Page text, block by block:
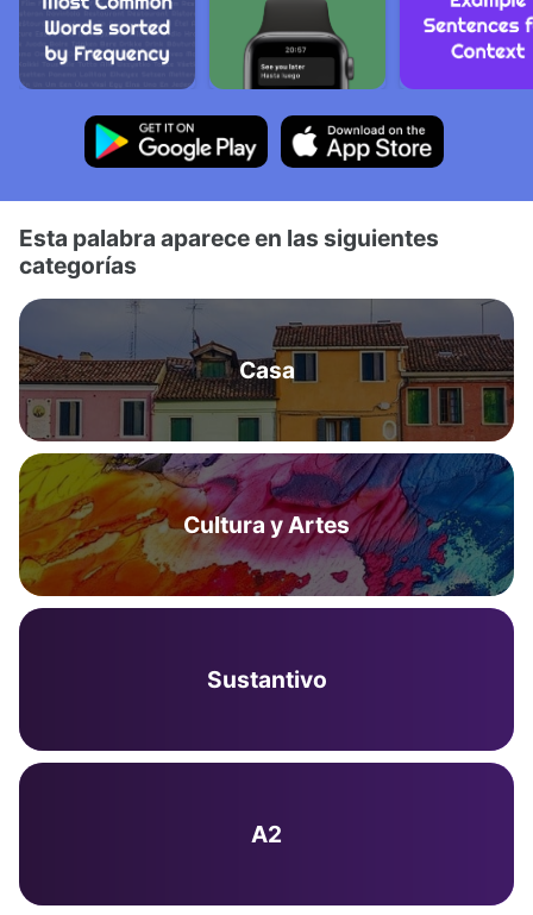
Esta palabra aparece en las siguientes
categorías
Casa
Cultura y Artes
Sustantivo
A2